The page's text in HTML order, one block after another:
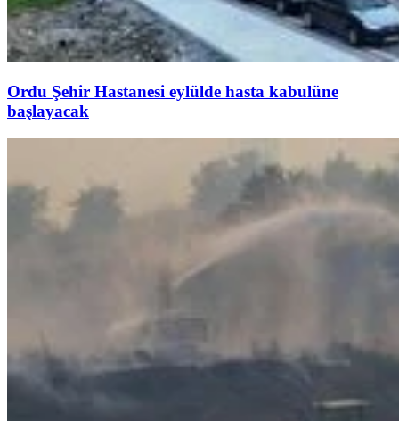
Ordu Şehir Hastanesi eylülde hasta kabulüne
başlayacak